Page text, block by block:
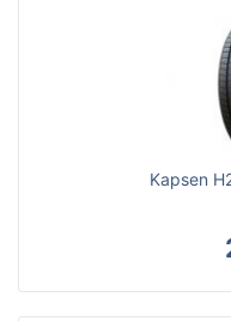
Kapsen